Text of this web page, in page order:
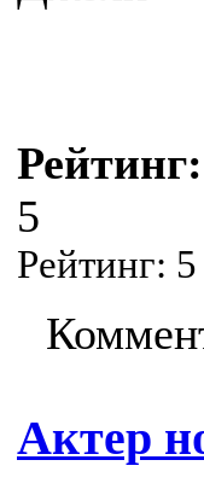
Рейтинг:
5
Рейтинг: 5
Актер